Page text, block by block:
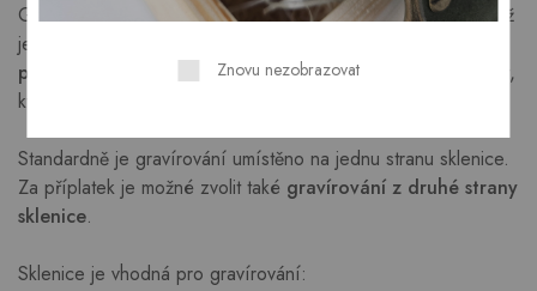
Gravírování je prováděno laserem přímo do skla, díky čemuž
je
používání nebo mytí
. Gravírování vytváří jemný matný efekt,
který je dobře viditelný a zároveň působí elegantně.
Standardně je gravírování umístěno na jednu stranu sklenice.
Za příplatek je možné zvolit také gravírování z druhé strany
sklenice.
Sklenice je vhodná pro gravírování:
Znovu nezobrazovat